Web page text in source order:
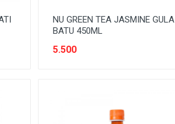
NU GREEN TEA JASMINE GULA
BATU 450ML
5.500